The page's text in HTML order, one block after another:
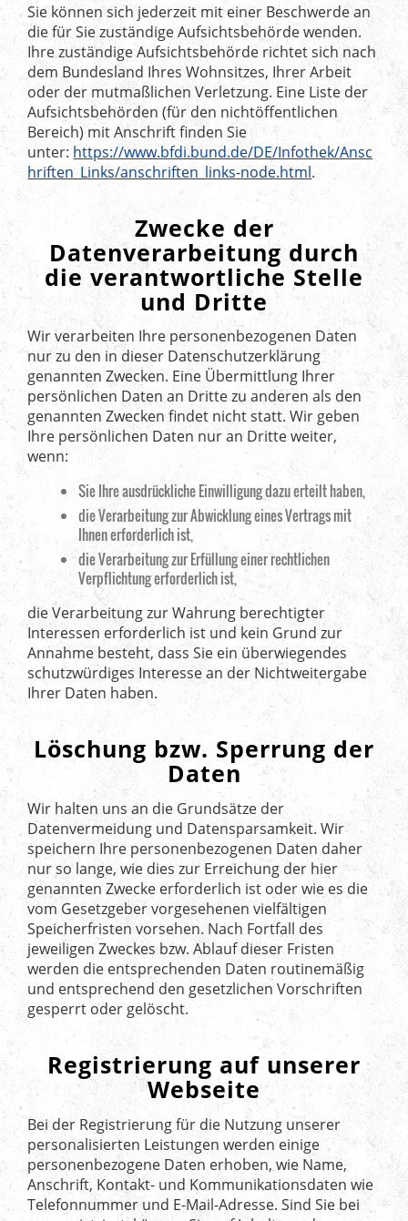
Sie können sich jederzeit mit einer Beschwerde an
die für Sie zuständige Aufsichtsbehörde wenden.
Ihre zuständige Aufsichtsbehörde richtet sich nach
dem Bundesland Ihres Wohnsitzes, Ihrer Arbeit
oder der mutmaßlichen Verletzung. Eine Liste der
Aufsichtsbehörden (für den nichtöffentlichen
Bereich) mit Anschrift finden Sie
unter: https://www.bfdi.bund.de/DE/Infothek/Ansc
hriften_Links/anschriften_links-node.html.
Zwecke der
Datenverarbeitung durch
die verantwortliche Stelle
und Dritte
Wir verarbeiten Ihre personenbezogenen Daten
nur zu den in dieser Datenschutzerklärung
genannten Zwecken. Eine Übermittlung Ihrer
persönlichen Daten an Dritte zu anderen als den
genannten Zwecken findet nicht statt. Wir geben
Ihre persönlichen Daten nur an Dritte weiter,
wenn:
Sie Ihre ausdrückliche Einwilligung dazu erteilt haben,
die Verarbeitung zur Abwicklung eines Vertrags mit
Ihnen erforderlich ist,
die Verarbeitung zur Erfüllung einer rechtlichen
Verpflichtung erforderlich ist,
die Verarbeitung zur Wahrung berechtigter
Interessen erforderlich ist und kein Grund zur
Annahme besteht, dass Sie ein überwiegendes
schutzwürdiges Interesse an der Nichtweitergabe
Ihrer Daten haben.
Löschung bzw. Sperrung der
Daten
Wir halten uns an die Grundsätze der
Datenvermeidung und Datensparsamkeit. Wir
speichern Ihre personenbezogenen Daten daher
nur so lange, wie dies zur Erreichung der hier
genannten Zwecke erforderlich ist oder wie es die
vom Gesetzgeber vorgesehenen vielfältigen
Speicherfristen vorsehen. Nach Fortfall des
jeweiligen Zweckes bzw. Ablauf dieser Fristen
werden die entsprechenden Daten routinemäßig
und entsprechend den gesetzlichen Vorschriften
gesperrt oder gelöscht.
Registrierung auf unserer
Webseite
Bei der Registrierung für die Nutzung unserer
personalisierten Leistungen werden einige
personenbezogene Daten erhoben, wie Name,
Anschrift, Kontakt- und Kommunikationsdaten wie
Telefonnummer und E-Mail-Adresse. Sind Sie bei